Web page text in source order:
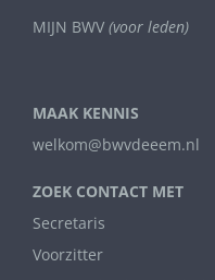
MIJN BWV (voor leden)
MAAK KENNIS
welkom@bwvdeeem.nl
ZOEK CONTACT MET
Secretaris
Voorzitter